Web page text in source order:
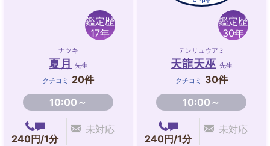
鑑定歴
17年
ナツキ
夏月 先生
クチコミ
20件
10:00～
240円/1分
未対応
鑑定歴
30年
テンリュウアミ
天龍天巫 先生
クチコミ
30件
10:00～
240円/1分
未対応